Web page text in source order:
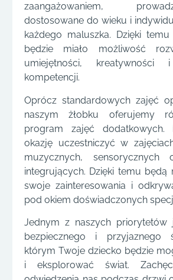
zaangażowaniem,
dostosowane do wieku i
każdego maluszka. Dzięki
będzie miało możliwość
umiejętności, kreatywności i
kompetencji.
Oprócz standardowych zajęć
naszym żłobku oferujemy
program zajęć dodatkowych.
okazję uczestniczyć w
muzycznych, sensorycznych
integrujących. Dzięki temu będą
swoje zainteresowania i
pod okiem doświadczonych
Jednym z naszych priorytetów
bezpiecznego i przyjaznego
którym Twoje dziecko będzie
i eksplorować świat.